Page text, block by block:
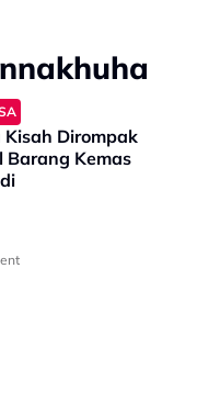
Kisah Dirompak
Barang Kemas